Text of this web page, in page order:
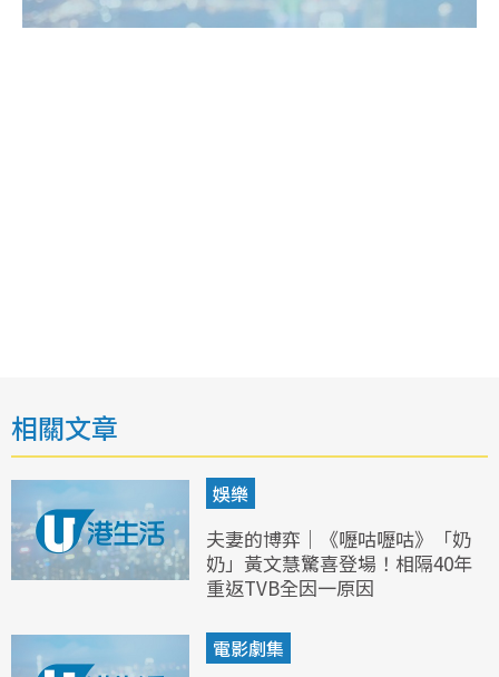
相關文章
娛樂
夫妻的博弈｜《嚦咕嚦咕》「奶
奶」黃文慧驚喜登場！相隔40年
重返TVB全因一原因
電影劇集